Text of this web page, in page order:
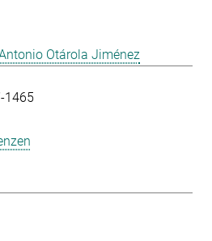
Otárola Jiménez
1465